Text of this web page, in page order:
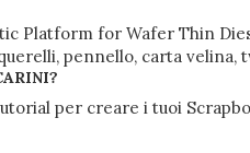
Platform for Wafer Thin
pennello, carta velina,
per creare i tuoi